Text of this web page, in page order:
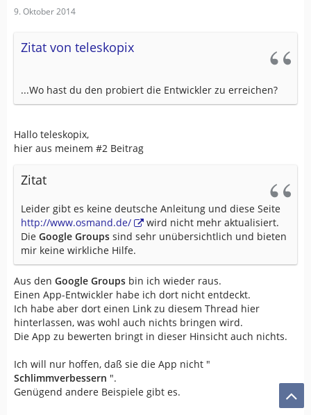
9. Oktober 2014
Zitat von teleskopix
...Wo hast du den probiert die Entwickler zu erreichen?
Hallo teleskopix,
hier aus meinem #2 Beitrag
Zitat
Leider gibt es keine deutsche Anleitung und diese Seite
http://www.osmand.de/
wird nicht mehr aktualisiert.
Die Google Groups sind sehr unübersichtlich und bieten
mir keine wirkliche Hilfe.
Aus den Google Groups bin ich wieder raus.
Einen App-Entwickler habe ich dort nicht entdeckt.
Ich habe aber dort einen Link zu diesem Thread hier
hinterlassen, was wohl auch nichts bringen wird.
Die App zu bewerten bringt in dieser Hinsicht auch nichts.
Ich will nur hoffen, daß sie die App nicht "
Schlimmverbessern ".
Genügend andere Beispiele gibt es.